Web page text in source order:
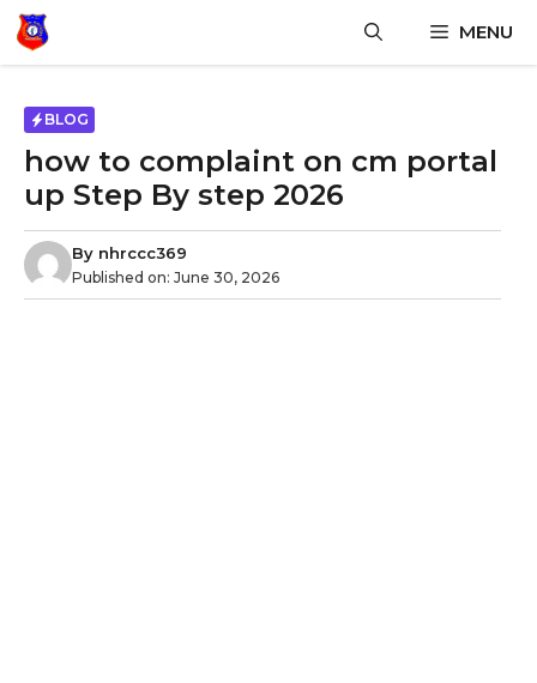
Skip
to
content
MENU
BLOG
how to complaint on cm portal
up Step By step 2026
By nhrccc369
Published on: June 30, 2026